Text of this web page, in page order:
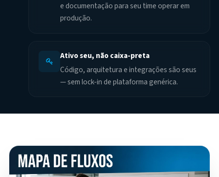
e documentação para seu time operar em
produção.
Ativo seu, não caixa-preta
Código, arquitetura e integrações são seus
— sem lock-in de plataforma genérica.